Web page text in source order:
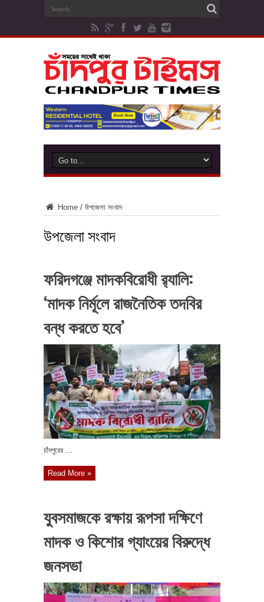
Home / উপজেলা সংবাদ
উপজেলা সংবাদ
ফরিদগঞ্জে মাদকবিরোধী র‍্যালি:
‘মাদক নির্মূলে রাজনৈতিক তদবির
বন্ধ করতে হবে’
চাঁদপুরের ...
Read More »
যুবসমাজকে রক্ষায় রূপসা দক্ষিণে
মাদক ও কিশোর গ্যাংয়ের বিরুদ্ধে
জনসভা